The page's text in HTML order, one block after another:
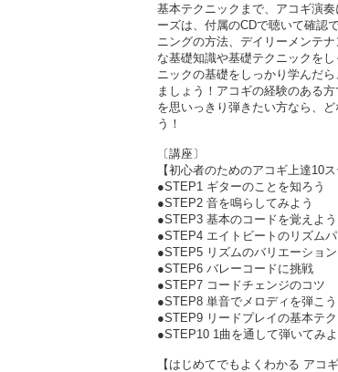
基本テクニックまで、アコギ演
ーズは、付属のCDで聴いて確認
ニングの方法、デイリーメンテ
な基礎知識や基礎テクニックを
ニックの基礎をしっかり学んだ
ましょう！アコギの経験のある
を思いっきり弾きたい方なら、
う！
〔講座〕
【初心者のためのアコギ上達10
●STEP1 ギターのことを知ろう
●STEP2 音を鳴らしてみよう
●STEP3 基本のコードを覚えよう
●STEP4 エイトビートのリズム
●STEP5 リズムのバリエーション
●STEP6 バレーコードに挑戦
●STEP7 コードチェンジのコツ
●STEP8 単音でメロディを弾こう
●STEP9 リードプレイの基本テ
●STEP10 1曲を通して弾いてみよ
【はじめてでもよくわかる アコ